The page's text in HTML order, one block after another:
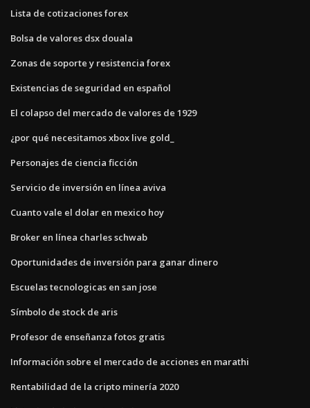
Lista de cotizaciones forex
Bolsa de valores dsx douala
Zonas de soporte y resistencia forex
Existencias de seguridad en español
El colapso del mercado de valores de 1929
¿por qué necesitamos xbox live gold_
Personajes de ciencia ficción
Servicio de inversión en línea aviva
Cuanto vale el dolar en mexico hoy
Broker en línea charles schwab
Oportunidades de inversión para ganar dinero
Escuelas tecnologicas en san jose
Símbolo de stock de aris
Profesor de enseñanza fotos gratis
Información sobre el mercado de acciones en marathi
Rentabilidad de la cripto minería 2020